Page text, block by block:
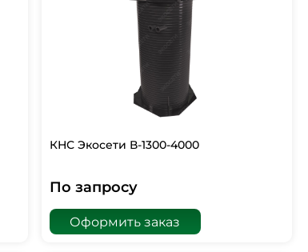
КНС Экосети В-1300-4000
По запросу
Оформить заказ